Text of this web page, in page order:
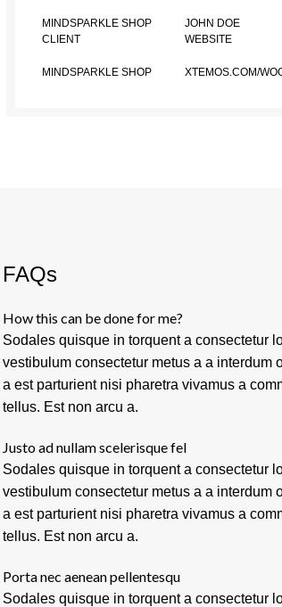
MINDSPARKLE SHOP
JOHN DOE
CLIENT
MINDSPARKLE SHOP
WEBSITE
XTEMOS.COM/
FAQs
How this can be done for me?
Sodales quisque in torquent a consectetur
vestibulum consectetur metus a a interdum
a est parturient nisi pharetra vivamus a
tellus. Est non arcu a.
Justo ad nullam scelerisque fel
Sodales quisque in torquent a consectetur
vestibulum consectetur metus a a interdum
a est parturient nisi pharetra vivamus a
tellus. Est non arcu a.
Porta nec aenean pellentesqu
Sodales quisque in torquent a consectetur